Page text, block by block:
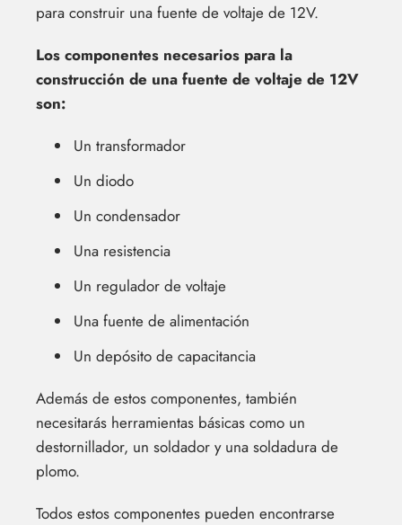
para construir una fuente de voltaje de 12V.
Los componentes necesarios para la
construcción de una fuente de voltaje de 12V
son:
Un transformador
Un diodo
Un condensador
Una resistencia
Un regulador de voltaje
Una fuente de alimentación
Un depósito de capacitancia
Además de estos componentes, también
necesitarás herramientas básicas como un
destornillador, un soldador y una soldadura de
plomo.
Todos estos componentes pueden encontrarse